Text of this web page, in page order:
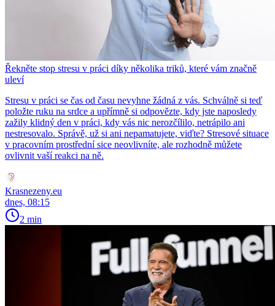
Řekněte stop stresu v práci díky několika triků, které vám značně
uleví
Stresu v práci se čas od času nevyhne žádná z vás. Schválně si teď
položte ruku na srdce a upřímně si odpovězte, kdy jste naposledy
zažily klidný den v práci, kdy vás nic nerozčílilo, netrápilo ani
nestresovalo. Správě, už si ani nepamatujete, viďte? Stresové situace
v pracovním prostřední sice neovlivníte, ale rozhodně můžete
ovlivnit vaší reakci na ně.
Krasnezeny.eu
dnes, 08:15
2 min